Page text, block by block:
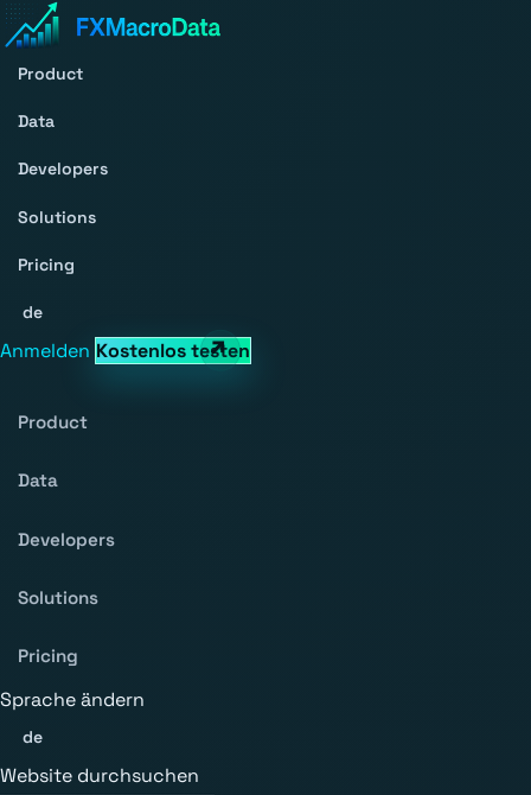
Product
Data
Developers
Solutions
Pricing
de
Anmelden Kostenlos testen
Product
Data
Developers
Solutions
Pricing
Sprache ändern
de
Website durchsuchen